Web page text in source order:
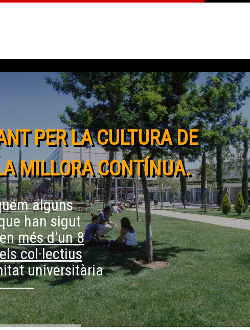
PER LA CULTURA DE
MILLORA CONTÍNUA.
alguns
han sigut
més d'un 8
col·lectius
universitària